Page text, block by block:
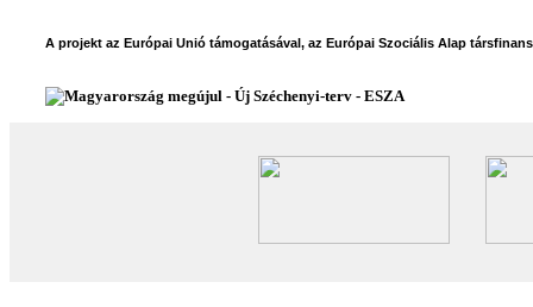
A projekt az Európai Unió támogatásával, az Európai Szociális Alap